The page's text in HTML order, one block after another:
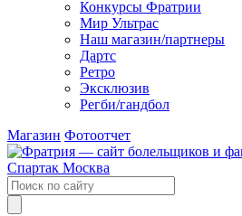
Конкурсы Фратрии
Мир Ультрас
Наш магазин/партнеры
Дартс
Ретро
Эксклюзив
Регби/гандбол
Магазин Фотоотчет